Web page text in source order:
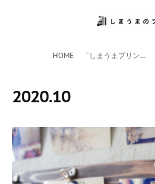
HOME ”しまうまプリント”サイト
2020.10